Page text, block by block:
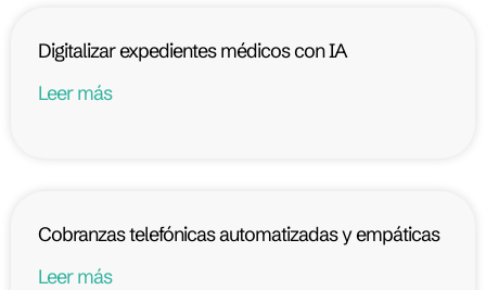
Digitalizar expedientes médicos con IA
Leer más
Cobranzas telefónicas automatizadas y empáticas
Leer más